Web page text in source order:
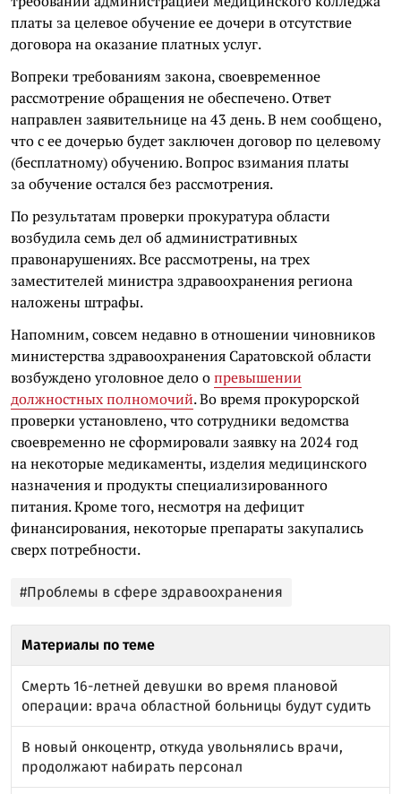
платы за целевое обучение ее дочери в отсутствие
договора на оказание платных услуг.
Вопреки требованиям закона, своевременное
рассмотрение обращения не обеспечено. Ответ
направлен заявительнице на 43 день. В нем сообщено,
что с ее дочерью будет заключен договор по целевому
(бесплатному) обучению. Вопрос взимания платы
за обучение остался без рассмотрения.
По результатам проверки прокуратура области
возбудила семь дел об административных
правонарушениях. Все рассмотрены, на трех
заместителей министра здравоохранения региона
наложены штрафы.
Напомним, совсем недавно в отношении чиновников
министерства здравоохранения Саратовской области
возбуждено уголовное дело опревышении
должностных полномочий. Во время прокурорской
проверки установлено, что сотрудники ведомства
своевременно не сформировали заявку на 2024 год
на некоторые медикаменты, изделия медицинского
назначения и продукты специализированного
питания. Кроме того, несмотря на дефицит
финансирования, некоторые препараты закупались
сверх потребности.
#Проблемы в сфере здравоохранения
Материалы по теме
Смерть 16-летней девушки во время плановой
операции: врача областной больницы будут судить
В новый онкоцентр, откуда увольнялись врачи,
продолжают набирать персонал